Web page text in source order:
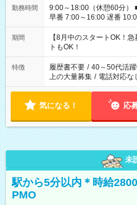
勤務時間
9:00～18:00（休憩60分） ■ご希望があれば下記シフトもOK！
早番 7:00～16:00 遅番 10:00
と休みを合わせたい」 「
「できれば残業はしたく
ね。 ※Wワーク希望の方へ 今ご覧のお仕事で希望する勤務時間
と、もう1つのお仕事の勤
合は応募できません。
期間
【8月中のスタートOK！
トもOK！
特徴 履歴書不要 / 40～50代活
上の大量募集 / 電話対応な
気になる！ 応
未
駅から5分以内＊時給
PMO